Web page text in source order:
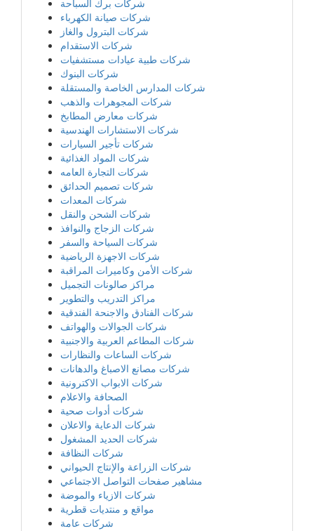
شركات برك السباحة
شركات صيانة الكهرباء
شركات البترول والغاز
شركات الاستقدام
شركات طبية عيادات مستشفيات
شركات البنوك
شركات المدارس الخاصة والمستقلة
شركات المجوهرات والذهب
شركات معارض المطابخ
شركات الاستشارات الهندسية
شركات تأجير السيارات
شركات المواد الغذائية
شركات التجارة العامه
شركات تصميم الحدائق
شركات المعدات
شركات الشحن والنقل
شركات الزجاج والنوافذ
شركات السياحة والسفر
شركات الاجهزة الرياضية
شركات الأمن وكاميرات المراقبة
مراكز صالونات التجميل
مراكز التدريب والتطوير
شركات الفنادق والاجنحة الفندقية
شركات الجوالات والهواتف
شركات المطاعم العربية والاجنبية
شركات الساعات والنظارات
شركات مصانع الاصباغ والدهانات
شركات الابواب الاكترونية
الصحافة والاعلام
شركات أدوات صحية
شركات الدعاية والاعلان
شركات الحديد المشغول
شركات النظافة
شركات الزراعة والإنتاج الحيواني
مشاهير صفحات التواصل الاجتماعي
شركات الازياء والموضة
مواقع و منتديات قطرية
شركات عامة